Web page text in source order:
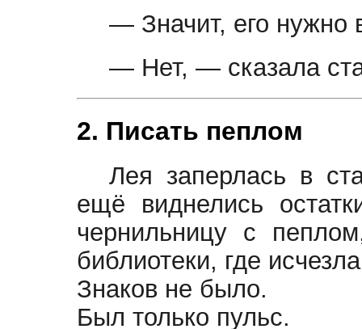
— Значит, его нужно
— Нет, — сказала
2. Писать пеплом
Лея заперлась в
ещё виднелись
чернильницу с
библиотеки, где
Знаков не было.
Был только пульс.